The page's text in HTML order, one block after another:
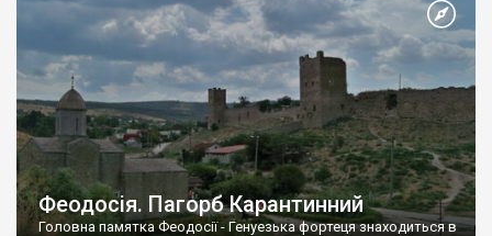
Феодосія. Пагорб Карантинний
Головна памятка Феодосії - Генуезька фортеця знаходиться в